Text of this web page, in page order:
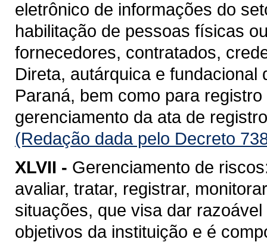
eletrônico de informações do
habilitação de pessoas físicas
fornecedores, contratados,
Direta, autárquica e
Paraná, bem como para
gerenciamento da ata de
(Redação dada pelo Decreto
XLVII - Gerenciamento de
avaliar, tratar, registrar,
situações, que visa dar
objetivos da instituição e é